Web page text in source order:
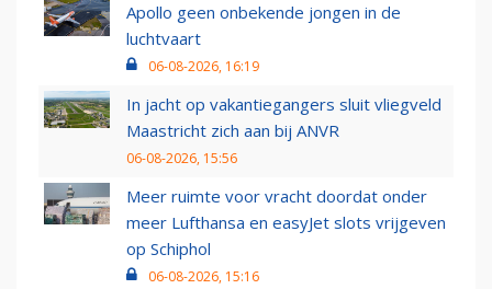
Apollo geen onbekende jongen in de
luchtvaart
06-08-2026, 16:19
In jacht op vakantiegangers sluit vliegveld
Maastricht zich aan bij ANVR
06-08-2026, 15:56
Meer ruimte voor vracht doordat onder
meer Lufthansa en easyJet slots vrijgeven
op Schiphol
06-08-2026, 15:16